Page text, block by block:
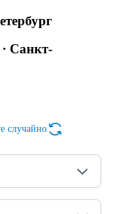
Санкт-
случайно